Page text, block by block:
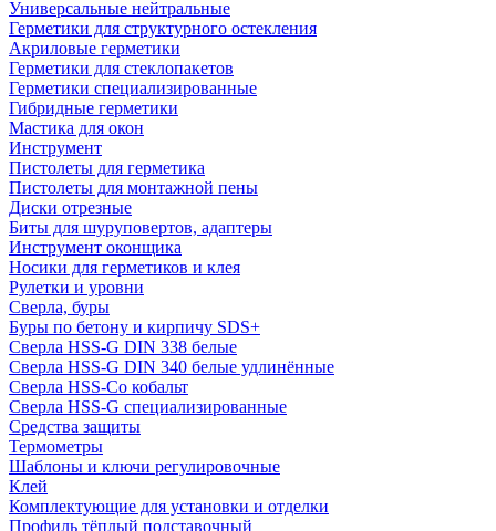
Универсальные нейтральные
Герметики для структурного остекления
Акриловые герметики
Герметики для стеклопакетов
Герметики специализированные
Гибридные герметики
Мастика для окон
Инструмент
Пистолеты для герметика
Пистолеты для монтажной пены
Диски отрезные
Биты для шуруповертов, адаптеры
Инструмент оконщика
Носики для герметиков и клея
Рулетки и уровни
Сверла, буры
Буры по бетону и кирпичу SDS+
Сверла HSS-G DIN 338 белые
Сверла HSS-G DIN 340 белые удлинённые
Сверла HSS-Co кобальт
Сверла HSS-G специализированные
Средства защиты
Термометры
Шаблоны и ключи регулировочные
Клей
Комплектующие для установки и отделки
Профиль тёплый подставочный